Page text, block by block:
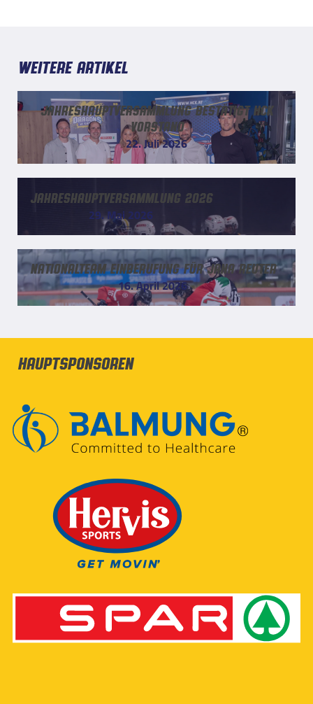
Weitere Artikel
Jahreshauptversammlung bestätigt HCK
Vorstand
22. Juli 2026
Jahreshauptversammlung 2026
29. Mai 2026
Nationalteam Einberufung für Jana Reuter
16. April 2026
Hauptsponsoren